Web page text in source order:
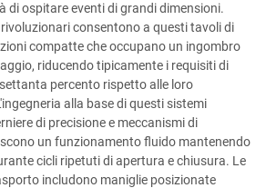
di ospitare eventi di grandi dimensioni.
consentono a questi tavoli di
compatte che occupano un ingombro
riducendo tipicamente i requisiti di
percento rispetto alle loro
alla base di questi sistemi
di precisione e meccanismi di
un funzionamento fluido mantenendo
cicli ripetuti di apertura e chiusura. Le
includono maniglie posizionate